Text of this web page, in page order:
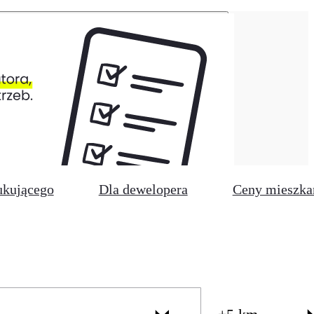
Dla dewelopera Ceny